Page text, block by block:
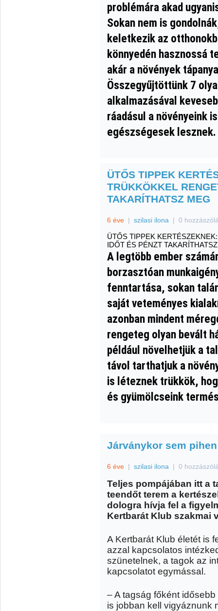
problémára akad
Sokan nem is
keletkezik az
könnyedén hasznossá
akár a növények
Összegyűjtöttünk 7
alkalmazásával
ráadásul a növényeink
egészségesek lesznek.
ÜTŐS TIPPEK
TRÜKKÖKKEL
TAKARÍTHATSZ MEG
6 éve | szilasi ilona | 0
ÜTŐS TIPPEK
IDŐT ÉS PÉNZT
A legtöbb ember
borzasztóan
fenntartása, sokan
saját veteményes
azonban mindent
rengeteg olyan bevált
például növelhetjük a
távol tarthatjuk a
is léteznek trükkök,
és gyümölcseink
Járványkor sem
6 éve | szilasi ilona | 0
Teljes pompájában itt a
teendőt terem a
dologra hívja fel a
Kertbarát Klub szakmai
A Kertbarát Klub életét is
azzal kapcsolatos
szünetelnek, a tagok az
kapcsolatot egymással.
– A tagság főként
is jobban kell vigyáznunk